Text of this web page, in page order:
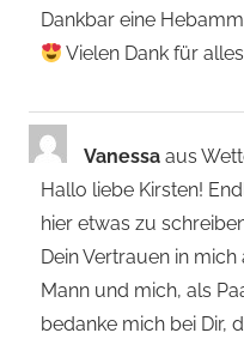
Dankbar eine
Vielen Dank für alles
Vanessa aus
Hallo liebe Kirsten!
hier etwas zu
Dein Vertrauen in
Mann und mich, als
bedanke mich bei Dir,